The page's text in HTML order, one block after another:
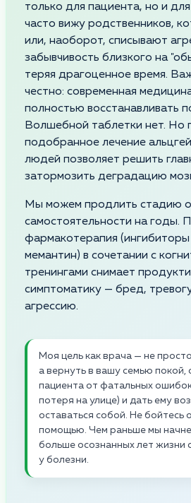
только для пациента, но и для
часто вижу родственников,
или, наоборот, списывают
забывчивость близкого на
теряя драгоценное время.
честно: современная
полностью восстанавливать
Волшебной таблетки нет. Но
подобранное лечение
людей позволяет решить
затормозить деградацию
Мы можем продлить стадию
самостоятельности на годы.
фармакотерапия (ингибиторы
мемантин) в сочетании с
тренингами снимает
симптоматику — бред,
агрессию.
Моя цель как врача — не
а вернуть в вашу семью покой,
пациента от фатальных
потеря на улице) и дать ему
оставаться собой. Не бойтесь
помощью. Чем раньше мы
больше осознанных лет жизни
у болезни.